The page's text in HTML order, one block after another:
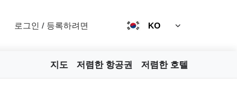
로그인 / 등록하려면 KO
지도 저렴한 항공권 저렴한 호텔